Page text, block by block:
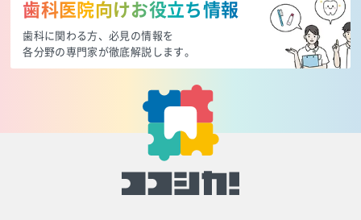
歯科医院向けお役立ち情報
歯科に関わる方、必見の情報を
各分野の専門家が徹底解説します。